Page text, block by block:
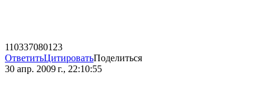
110337080123
ОтветитьЦитироватьПоделиться
30 апр. 2009 г., 22:10:55